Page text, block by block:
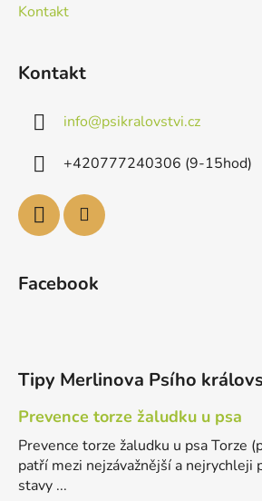
Kontakt
Kontakt
info@psikralovstvi.cz
+420777240306 (9-15hod)
Facebook
Tipy Merlinova Psího
Prevence torze žaludku u psa
Prevence torze žaludku u psa Torze
patří mezi nejzávažnější a nejrychleji
stavy ...